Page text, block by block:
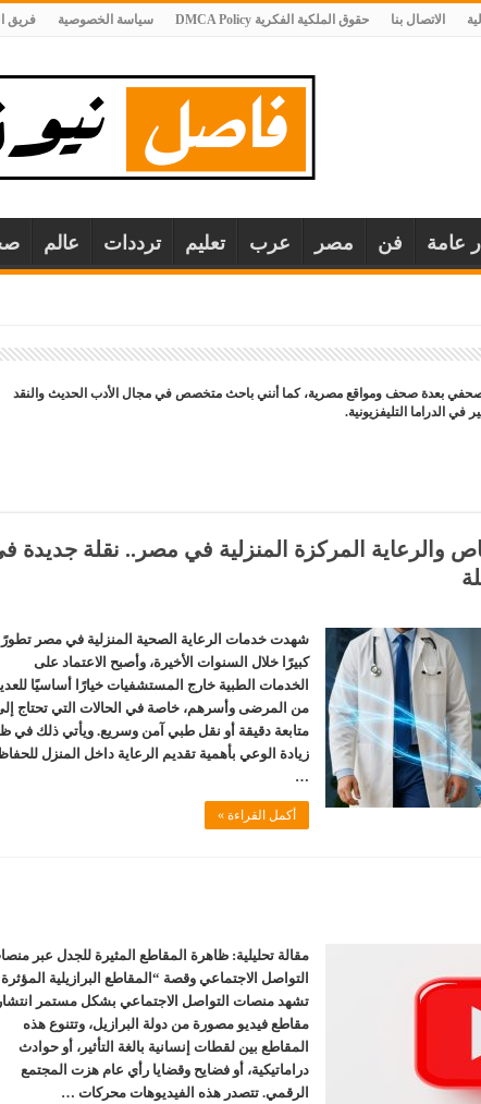
الاتصال بنا حقوق الملكية الفكرية DMCA Policy سياسة الخصوصية فريق
عامة فن مصر عرب تعليم ترددات عالم
بعدة صحف ومواقع مصرية، كما أنني باحث متخصص في مجال الأدب الحديث والنقد
في الدراما التليفزيونية.
والرعاية المركزة المنزلية في مصر.. نقلة جديدة
شهدت خدمات الرعاية الصحية المنزلية في مصر تطورًا
كبيرًا خلال السنوات الأخيرة، وأصبح الاعتماد على
الخدمات الطبية خارج المستشفيات خيارًا أساسيًا
من المرضى وأسرهم، خاصة في الحالات التي تحتاج
متابعة دقيقة أو نقل طبي آمن وسريع. ويأتي ذلك في
زيادة الوعي بأهمية تقديم الرعاية داخل المنزل
…
أكمل القراءة »
مقالة تحليلية: ظاهرة المقاطع المثيرة للجدل عبر
التواصل الاجتماعي وقصة “المقاطع البرازيلية
تشهد منصات التواصل الاجتماعي بشكل مستمر انتشار
مقاطع فيديو مصورة من دولة البرازيل، وتتنوع هذه
المقاطع بين لقطات إنسانية بالغة التأثير، أو حوادث
دراماتيكية، أو فضايح وقضايا رأي عام هزت المجتمع
الرقمي. تتصدر هذه الفيديوهات محركات …